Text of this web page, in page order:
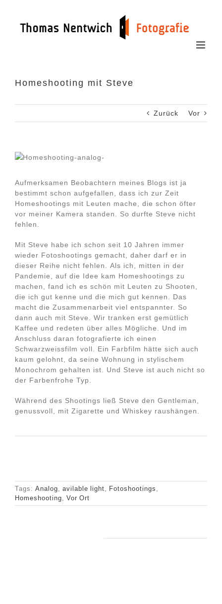
springen
Homeshooting mit Steve
Zurück Vor
Aufmerksamen Beobachtern meines Blogs ist ja
bestimmt schon aufgefallen, dass ich zur Zeit
Homeshootings mit Leuten mache, die schon öfter
vor meiner Kamera standen. So durfte Steve nicht
fehlen.
Mit Steve habe ich schon seit 10 Jahren immer
wieder Fotoshootings gemacht, daher darf er in
dieser Reihe nicht fehlen. Als ich, mitten in der
Pandemie, auf die Idee kam Homeshootings zu
machen, fand ich es schön mit Leuten zu Shooten,
die ich gut kenne und die mich gut kennen. Das
macht die Zusammenarbeit viel entspannter. So
dann auch mit Steve. Wir tranken erst gemütlich
Kaffee und redeten über alles Mögliche. Und im
Anschluss daran fotografierte ich einen
Schwarzweissfilm voll. Ein Farbfilm hätte sich auch
kaum gelohnt, da seine Wohnung in stylischem
Monochrom gehalten ist. Und Steve ist auch nicht so
der Farbenfrohe Typ.
Während des Shootings ließ Steve den Gentleman,
genussvoll, mit Zigarette und Whiskey raushängen.
Tags: Analog, avilable light, Fotoshootings,
Homeshooting, Vor Ort